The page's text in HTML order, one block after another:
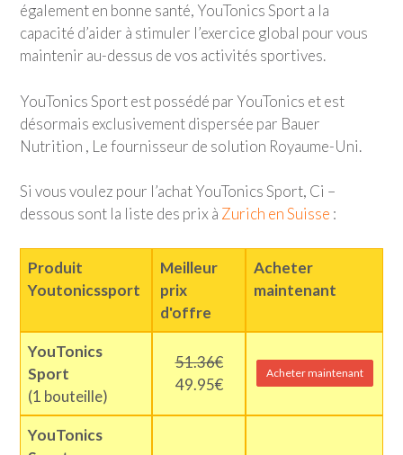
également en bonne santé, YouTonics Sporta la
capacité d’aider à stimuler l’exercice global pour vous
maintenir au-dessus de vos activités sportives.
YouTonics Sportest possédé par YouTonics et est
désormais exclusivement dispersée par Bauer
Nutrition , Le fournisseur de solution Royaume-Uni.
Si vous voulez pour l’achatYouTonics Sport, Ci –
dessous sont la liste des prix à Zurich en Suisse :
Produit
Youtonicssport
Meilleur
prix
d'offre
Acheter
maintenant
YouTonics
Sport
(1 bouteille)
51.36€
49.95€
Acheter maintenant
YouTonics